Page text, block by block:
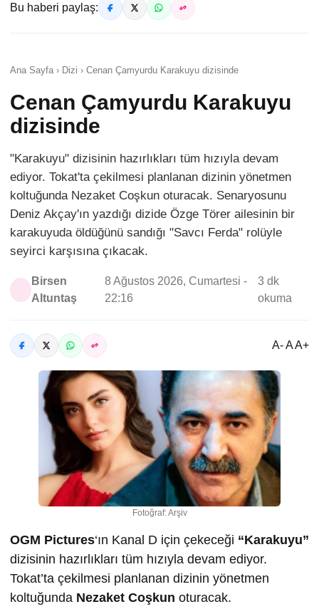
Bu haberi paylaş:
Ana Sayfa › Dizi › Cenan Çamyurdu Karakuyu dizisinde
Cenan Çamyurdu Karakuyu
dizisinde
"Karakuyu" dizisinin hazırlıkları tüm hızıyla devam
ediyor. Tokat'ta çekilmesi planlanan dizinin yönetmen
koltuğunda Nezaket Coşkun oturacak. Senaryosunu
Deniz Akçay'ın yazdığı dizide Özge Törer ailesinin bir
karakuyuda öldüğünü sandığı "Savcı Ferda" rolüyle
seyirci karşısına çıkacak.
Birsen
Altuntaş
8 Ağustos 2026, Cumartesi -
22:16
3 dk
okuma
A- A A+
Fotoğraf: Arşiv
OGM Pictures‘ın Kanal D için çekeceği “Karakuyu”
dizisinin hazırlıkları tüm hızıyla devam ediyor.
Tokat’ta çekilmesi planlanan dizinin yönetmen
koltuğunda Nezaket Coşkun oturacak.